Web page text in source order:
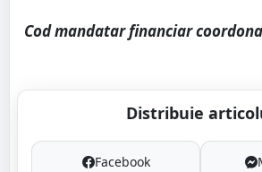
Cod mandatar financiar
Distribuie
Facebook